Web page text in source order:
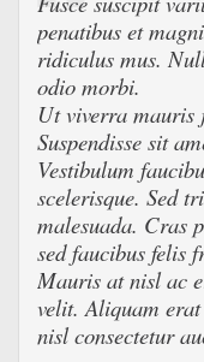
penatibus et
ridiculus mus.
odio morbi.
Ut viverra mauris
Suspendisse sit
Vestibulum
scelerisque. Sed
malesuada. Cras
sed faucibus felis
Mauris at nisl ac
velit. Aliquam
nisl consectetur